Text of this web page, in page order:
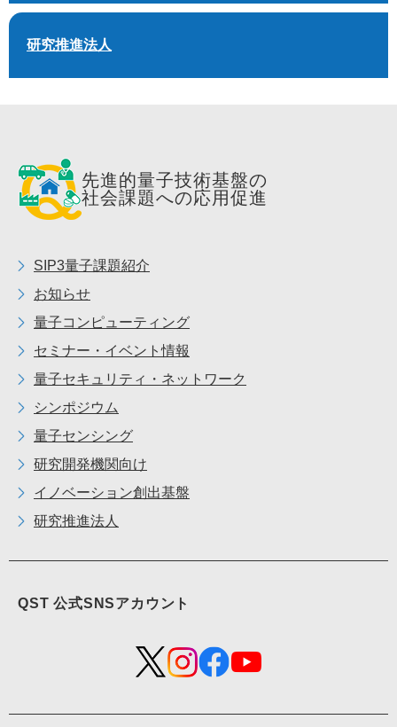
研究推進法人
先進的量子技術基盤の
社会課題への応用促進
SIP3量子課題紹介
お知らせ
量子コンピューティング
セミナー・イベント情報
量子セキュリティ・ネットワーク
シンポジウム
量子センシング
研究開発機関向け
イノベーション創出基盤
研究推進法人
QST 公式SNSアカウント